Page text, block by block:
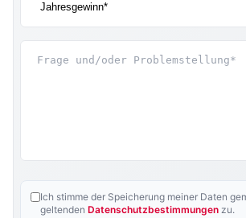
Ich stimme der Speicherung meiner Daten
geltenden Datenschutzbestimmungen zu.